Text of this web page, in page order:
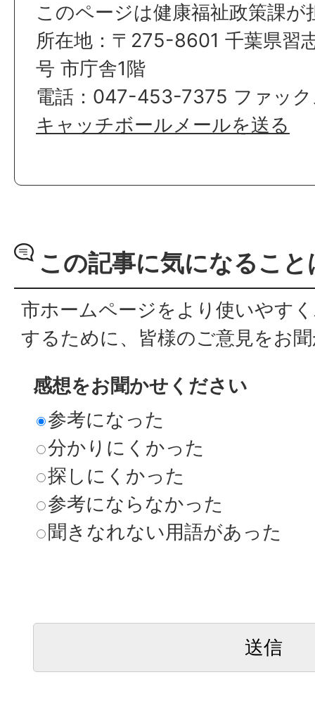
このページは健康福祉政策課
所在地：〒275-8601 千葉県習
号 市庁舎1階
電話：047-453-7375 ファッ
キャッチボールメールを送る
この記事に気になるこ
市ホームページをより使いやす
するために、皆様のご意見をお
感想をお聞かせください
参考になった
分かりにくかった
探しにくかった
参考にならなかった
聞きなれない用語があった